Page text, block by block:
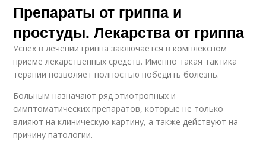
Препараты от гриппа и
простуды. Лекарства от гриппа
Успех в лечении гриппа заключается в комплексном
приеме лекарственных средств. Именно такая тактика
терапии позволяет полностью победить болезнь.
Больным назначают ряд этиотропных и
симптоматических препаратов, которые не только
влияют на клиническую картину, а также действуют на
причину патологии.